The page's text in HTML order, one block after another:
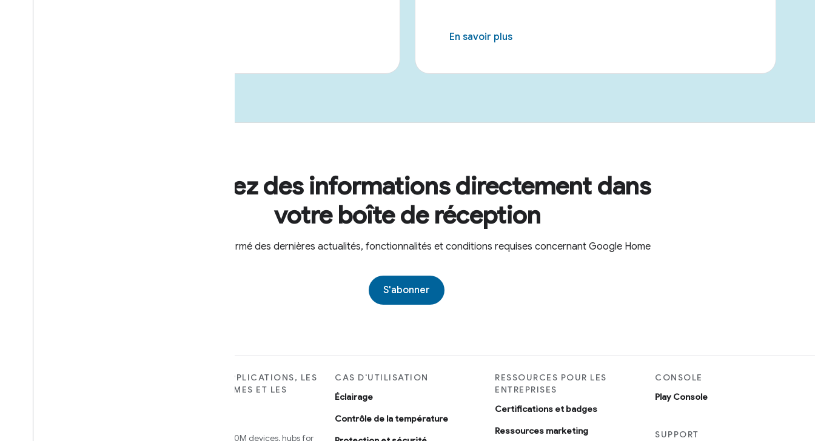
En savoir plus
Recevez des informations directement dans
votre boîte de réception
Tenez-vous informé des dernières actualités, fonctionnalités et conditions requises concernant Google Home
S'abonner
POUR LES APPLICATIONS, LES
PLATES-FORMES ET LES
Access over 600M devices, hubs for
CAS D'UTILISATION
Éclairage
Contrôle de la température
RESSOURCES POUR LES
ENTREPRISES
Certifications et badges
Ressources marketing
CONSOLE
Play Console
SUPPORT